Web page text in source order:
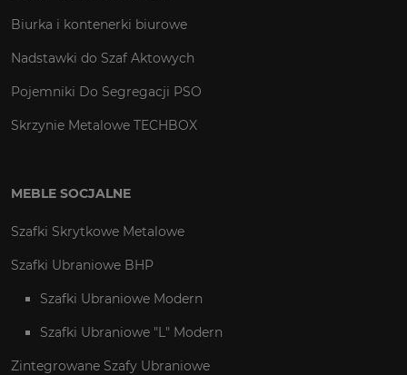
Biurka i kontenerki biurowe
Nadstawki do Szaf Aktowych
Pojemniki Do Segregacji PSO
Skrzynie Metalowe TECHBOX
MEBLE SOCJALNE
Szafki Skrytkowe Metalowe
Szafki Ubraniowe BHP
Szafki Ubraniowe Modern
Szafki Ubraniowe "L" Modern
Zintegrowane Szafy Ubraniowe